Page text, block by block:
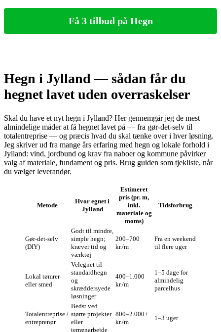
Få 3 tilbud på Hegn
Hegn i Jylland — sådan får du
hegnet lavet uden overraskelser
Skal du have et nyt hegn i Jylland? Her gennemgår jeg de mest
almindelige måder at få hegnet lavet på — fra gør‑det‑selv til
totalentreprise — og præcis hvad du skal tænke over i hver løsning.
Jeg skriver ud fra mange års erfaring med hegn og lokale forhold i
Jylland: vind, jordbund og krav fra naboer og kommune påvirker
valg af materiale, fundament og pris. Brug guiden som tjekliste, når
du vælger leverandør.
Metode
Hvor egnet i
Jylland
Estimeret
pris (pr. m,
inkl.
materiale og
moms)
Tidsforbrug
Gør‑det‑selv
(DIY)
Godt til mindre,
simple hegn;
kræver tid og
værktøj
200–700
kr./m
Fra en weekend
til flere uger
Lokal tømrer
eller smed
Velegnet til
standardhegn
og
skræddersyede
løsninger
400–1.000
kr./m
1–5 dage for
almindelig
parcelhus
Totalentreprise /
entreprenør
Bedst ved
større projekter
eller
terrænarbejde
800–2.000+
kr./m
1–3 uger